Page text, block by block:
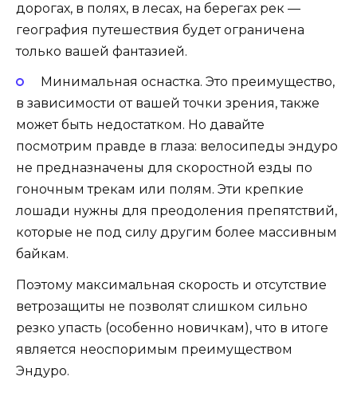
дорогах, в полях, в лесах, на берегах рек —
география путешествия будет ограничена
только вашей фантазией.
Минимальная оснастка. Это преимущество,
в зависимости от вашей точки зрения, также
может быть недостатком. Но давайте
посмотрим правде в глаза: велосипеды эндуро
не предназначены для скоростной езды по
гоночным трекам или полям. Эти крепкие
лошади нужны для преодоления препятствий,
которые не под силу другим более массивным
байкам.
Поэтому максимальная скорость и отсутствие
ветрозащиты не позволят слишком сильно
резко упасть (особенно новичкам), что в итоге
является неоспоримым преимуществом
Эндуро.